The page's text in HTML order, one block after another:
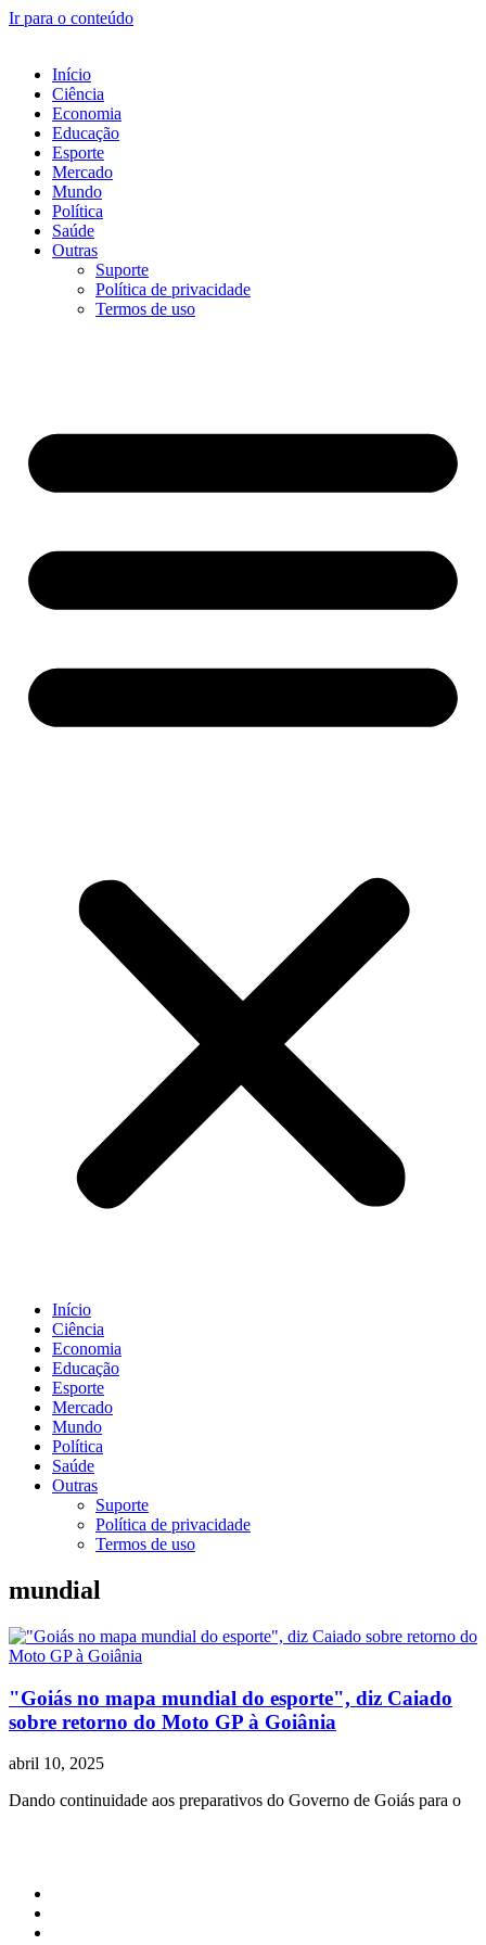
Ir para o conteúdo
Início
Ciência
Economia
Educação
Esporte
Mercado
Mundo
Política
Saúde
Outras
Suporte
Política de privacidade
Termos de uso
Início
Ciência
Economia
Educação
Esporte
Mercado
Mundo
Política
Saúde
Outras
Suporte
Política de privacidade
Termos de uso
mundial
"Goiás no mapa mundial do esporte", diz Caiado
sobre retorno do Moto GP à Goiânia
abril 10, 2025
Dando continuidade aos preparativos do Governo de Goiás para o